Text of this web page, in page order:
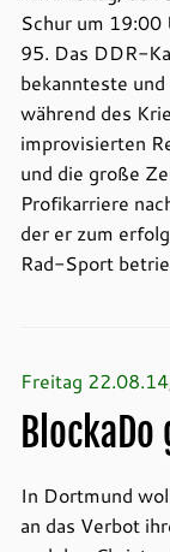
Schur um 19:00
95. Das DDR-
bekannteste
während des
improvisierten
und die große
Profikarriere
der er zum
Rad-Sport
Freitag
In Dortmund
an das Verbot